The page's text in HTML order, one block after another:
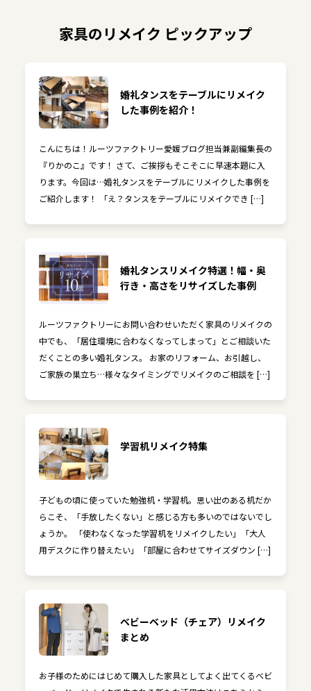
家具のリメイク ピックアップ
婚礼タンスをテーブルにリメイク
した事例を紹介！
こんにちは！ルーツファクトリー愛媛ブログ担当兼副編集長の
『りかのこ』です！ さて、ご挨拶もそこそこに早速本題に入
ります。今回は…婚礼タンスをテーブルにリメイクした事例を
ご紹介します！ 「え？タンスをテーブルにリメイクでき […]
婚礼タンスリメイク特選！幅・奥
行き・高さをリサイズした事例
ルーツファクトリーにお問い合わせいただく家具のリメイクの
中でも、「居住環境に合わなくなってしまって」とご相談いた
だくことの多い婚礼タンス。 お家のリフォーム、お引越し、
ご家族の巣立ち…様々なタイミングでリメイクのご相談を […]
学習机リメイク特集
子どもの頃に使っていた勉強机・学習机。思い出のある机だか
らこそ、「手放したくない」と感じる方も多いのではないでし
ょうか。 「使わなくなった学習机をリメイクしたい」「大人
用デスクに作り替えたい」「部屋に合わせてサイズダウン […]
ベビーベッド（チェア）リメイク
まとめ
お子様のためにはじめて購入した家具としてよく出てくるベビ